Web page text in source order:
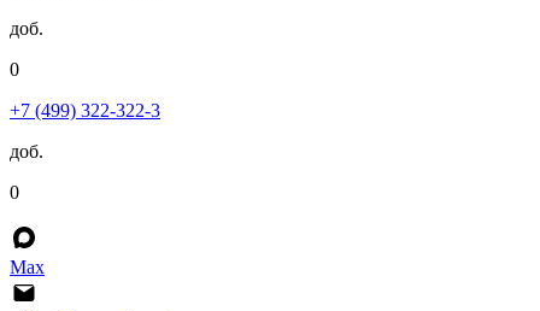
доб.
0
+7 (499) 322-322-3
доб.
0
Max